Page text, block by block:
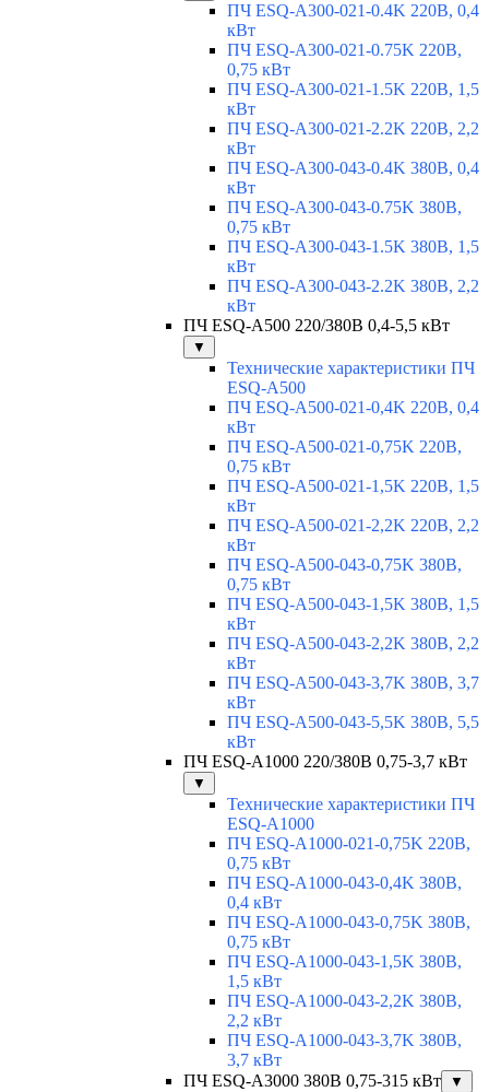
ПЧ ESQ-A300-021-0.4K 220В, 0,4
кВт
ПЧ ESQ-A300-021-0.75K 220В,
0,75 кВт
ПЧ ESQ-A300-021-1.5K 220В, 1,5
кВт
ПЧ ESQ-A300-021-2.2K 220В, 2,2
кВт
ПЧ ESQ-A300-043-0.4K 380В, 0,4
кВт
ПЧ ESQ-A300-043-0.75K 380В,
0,75 кВт
ПЧ ESQ-A300-043-1.5K 380В, 1,5
кВт
ПЧ ESQ-A300-043-2.2K 380В, 2,2
кВт
ПЧ ESQ-A500 220/380В 0,4-5,5 кВт
▼
Технические характеристики ПЧ
ESQ-A500
ПЧ ESQ-A500-021-0,4K 220В, 0,4
кВт
ПЧ ESQ-A500-021-0,75K 220В,
0,75 кВт
ПЧ ESQ-A500-021-1,5K 220В, 1,5
кВт
ПЧ ESQ-A500-021-2,2K 220В, 2,2
кВт
ПЧ ESQ-A500-043-0,75K 380В,
0,75 кВт
ПЧ ESQ-A500-043-1,5K 380В, 1,5
кВт
ПЧ ESQ-A500-043-2,2K 380В, 2,2
кВт
ПЧ ESQ-A500-043-3,7K 380В, 3,7
кВт
ПЧ ESQ-A500-043-5,5K 380В, 5,5
кВт
ПЧ ESQ-A1000 220/380В 0,75-3,7 кВт
▼
Технические характеристики ПЧ
ESQ-A1000
ПЧ ESQ-A1000-021-0,75K 220В,
0,75 кВт
ПЧ ESQ-A1000-043-0,4K 380В,
0,4 кВт
ПЧ ESQ-A1000-043-0,75K 380В,
0,75 кВт
ПЧ ESQ-A1000-043-1,5K 380В,
1,5 кВт
ПЧ ESQ-A1000-043-2,2K 380В,
2,2 кВт
ПЧ ESQ-A1000-043-3,7K 380В,
3,7 кВт
ПЧ ESQ-A3000 380В 0,75-315 кВт
▼